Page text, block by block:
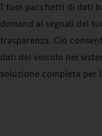
I tuoi pacchetti di dati
demand ai segnali dei
trasparenza. Ciò
dati del veicolo nei
soluzione completa per